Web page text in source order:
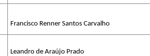
Francisco Renner Santos Carvalho
Leandro de Araújo Prado